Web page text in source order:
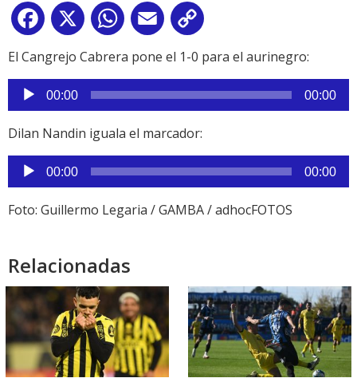
Facebook
X WhatsApp
Email
Link
El Cangrejo Cabrera pone el 1-0 para el aurinegro:
Reproductor
de
audio
00:00 00:00
Dilan Nandin iguala el marcador:
Reproductor
de
audio
00:00 00:00
Foto: Guillermo Legaria / GAMBA / adhocFOTOS
Relacionadas